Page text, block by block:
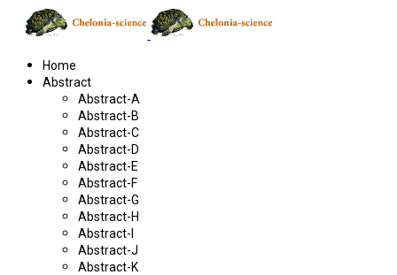
Home
Abstract
Abstract-A
Abstract-B
Abstract-C
Abstract-D
Abstract-E
Abstract-F
Abstract-G
Abstract-H
Abstract-I
Abstract-J
Abstract-K